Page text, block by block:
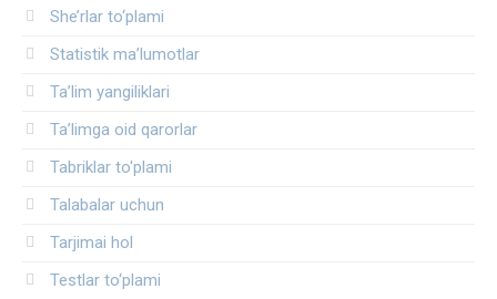
She’rlar to‘plami
Statistik ma’lumotlar
Ta’lim yangiliklari
Ta’limga oid qarorlar
Tabriklar to'plami
Talabalar uchun
Tarjimai hol
Testlar to‘plami